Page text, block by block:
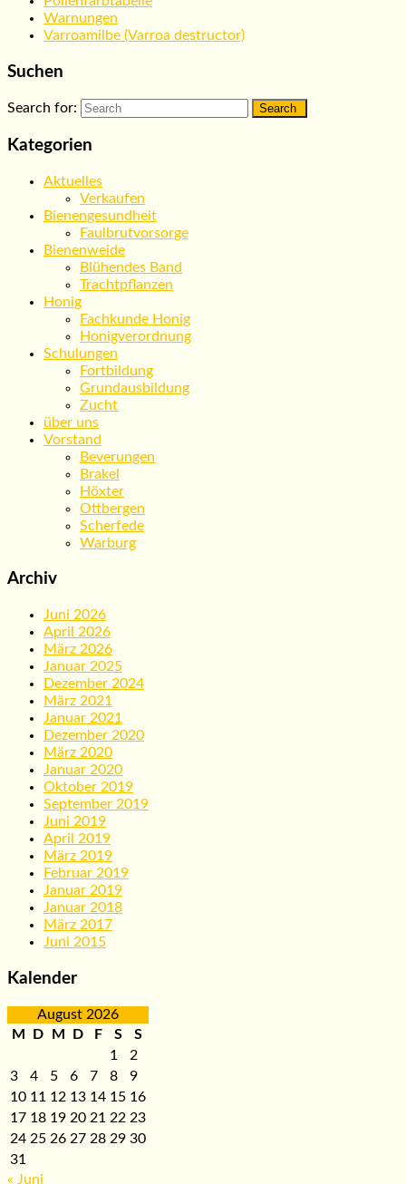
Warnungen
Varroamilbe (Varroa destructor)
Suchen
Search for:
Kategorien
Aktuelles
Verkaufen
Bienengesundheit
Faulbrutvorsorge
Bienenweide
Blühendes Band
Trachtpflanzen
Honig
Fachkunde Honig
Honigverordnung
Schulungen
Fortbildung
Grundausbildung
Zucht
über uns
Vorstand
Beverungen
Brakel
Höxter
Ottbergen
Scherfede
Warburg
Archiv
Juni 2026
April 2026
März 2026
Januar 2025
Dezember 2024
März 2021
Januar 2021
Dezember 2020
März 2020
Januar 2020
Oktober 2019
September 2019
Juni 2019
April 2019
März 2019
Februar 2019
Januar 2019
Januar 2018
März 2017
Juni 2015
Kalender
August 2026
M
D M D F S
S
1
2
3
4 5 6 7 8
9
10 11 12 13 14 15 16
17 18 19 20 21 22 23
24 25 26 27 28 29 30
31
« Juni